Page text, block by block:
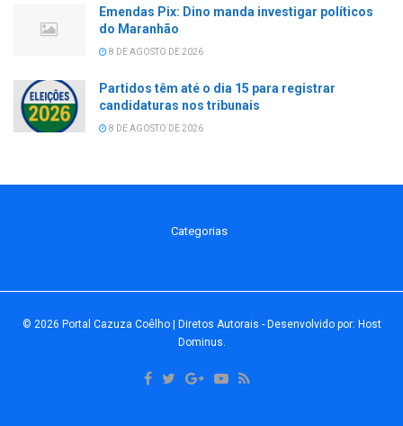
Emendas Pix: Dino manda investigar políticos
do Maranhão
8 DE AGOSTO DE 2026
Partidos têm até o dia 15 para registrar
candidaturas nos tribunais
8 DE AGOSTO DE 2026
Categorias
© 2026 Portal Cazuza Coêlho | Diretos Autorais - Desenvolvido por: Host
Dominus.